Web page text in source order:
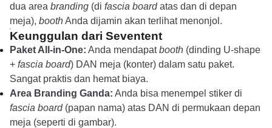
dua area branding (di fascia boardatas dan di depan
meja), boothAnda dijamin akan terlihat menonjol.
Keunggulan dari Seventent
Paket All-in-One: Anda mendapatbooth (dinding U-shape
+ fascia board) DAN meja (konter) dalam satu paket.
Sangat praktis dan hemat biaya.
Area Branding Ganda: Anda bisa menempel stiker di
fascia board(papan nama) atas DAN di permukaan depan
meja (seperti di gambar).